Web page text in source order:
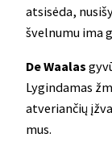
atsisėda,
švelnumu ima
De Waalas
Lygindamas
atveriančių
mus.